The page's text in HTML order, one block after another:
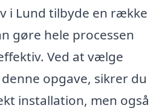
i Lund tilbyde en række
gøre hele processen
Ved at vælge
opgave, sikrer du
installation, men også